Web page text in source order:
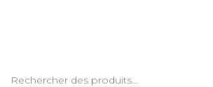
Rechercher :